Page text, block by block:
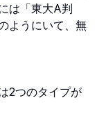
は「東大A判
ようにいて、無
2つのタイプが